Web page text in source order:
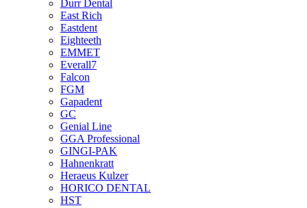
Durr Dental
East Rich
Eastdent
Eighteeth
EMMET
Everall7
Falcon
FGM
Gapadent
GC
Genial Line
GGA Professional
GINGI-PAK
Hahnenkratt
Heraeus Kulzer
HORICO DENTAL
HST